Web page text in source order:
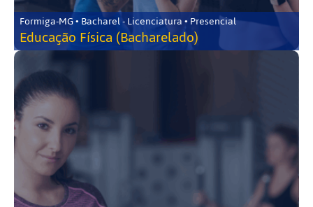
Formiga-MG • Bacharel - Licenciatura • Presencial
Educação Física (Bacharelado)